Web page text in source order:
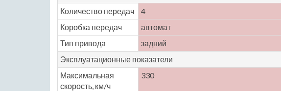
Количество передач
4
Коробка передач
автомат
Тип привода
задний
Эксплуатационные показатели
Максимальная
скорость, км/ч
330